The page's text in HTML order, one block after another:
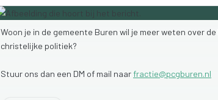
Woon je in de gemeente Buren wil je meerweten over de
christelijke politiek?
Stuur ons dan een DM of mail naarfractie@pcgburen.nl